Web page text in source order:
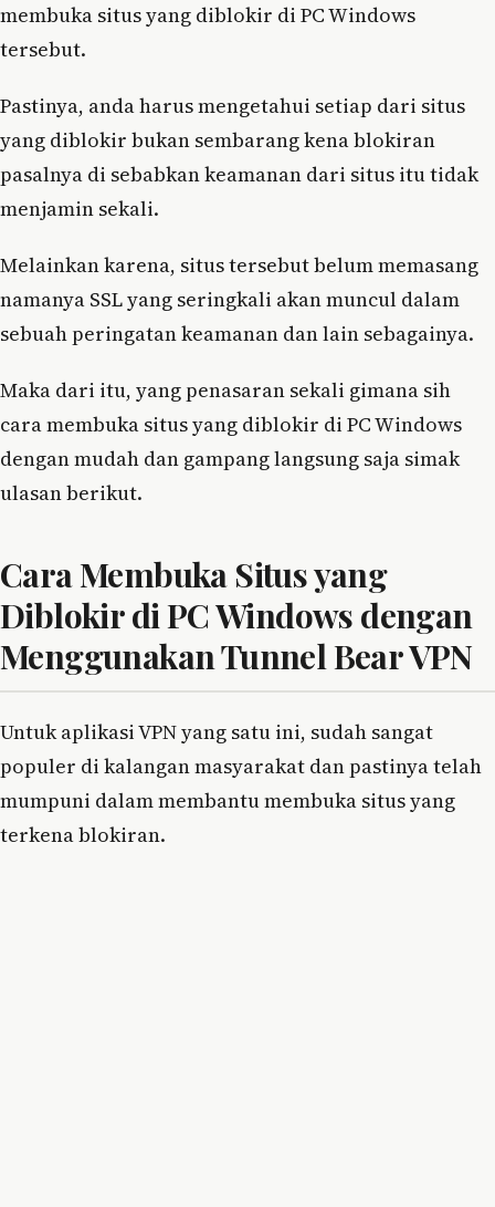
membuka situs yang diblokir di PC Windows
tersebut.
Pastinya, anda harus mengetahui setiap dari situs
yang diblokir bukan sembarang kena blokiran
pasalnya di sebabkan keamanan dari situs itu tidak
menjamin sekali.
Melainkan karena, situs tersebut belum memasang
namanya SSL yang seringkali akan muncul dalam
sebuah peringatan keamanan dan lain sebagainya.
Maka dari itu, yang penasaran sekali gimana sih
cara membuka situs yang diblokir di PC Windows
dengan mudah dan gampang langsung saja simak
ulasan berikut.
Cara Membuka Situs yang
Diblokir di PC Windows dengan
Menggunakan Tunnel Bear VPN
Untuk aplikasi VPN yang satu ini, sudah sangat
populer di kalangan masyarakat dan pastinya telah
mumpuni dalam membantu membuka situs yang
terkena blokiran.